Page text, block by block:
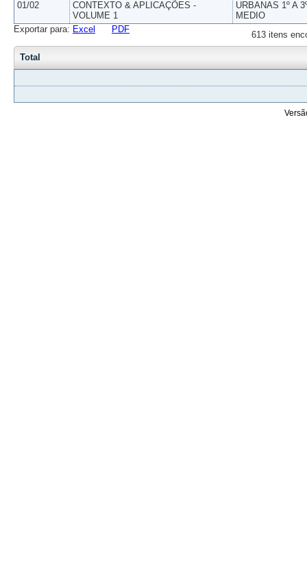
01/02
CONTEXTO & APLICAÇÕES -
VOLUME 1
URBANAS 1º A
MEDIO
613 itens
Exportar para: Excel PDF
Total